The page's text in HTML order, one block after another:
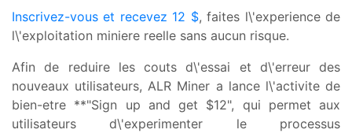
Inscrivez-vous et recevez 12 $, faites l\'experience de
l\'exploitation miniere reelle sans aucun risque.
Afin de reduire les couts d\'essai et d\'erreur des
nouveaux utilisateurs, ALR Miner a lance l\'activite de
bien-etre **"Sign up and get $12", qui permet aux
utilisateurs d\'experimenter le processus